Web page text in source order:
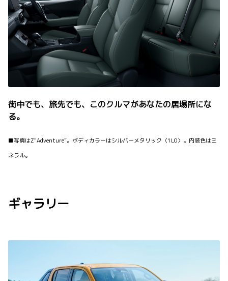
街中でも、旅先でも、このクルマがあなたの居場所にな
る。
■写真はZ“Adventure”。ボディカラーはシルバーメタリック〈1L0〉。内装色はミ
ネラル。
ギャラリー